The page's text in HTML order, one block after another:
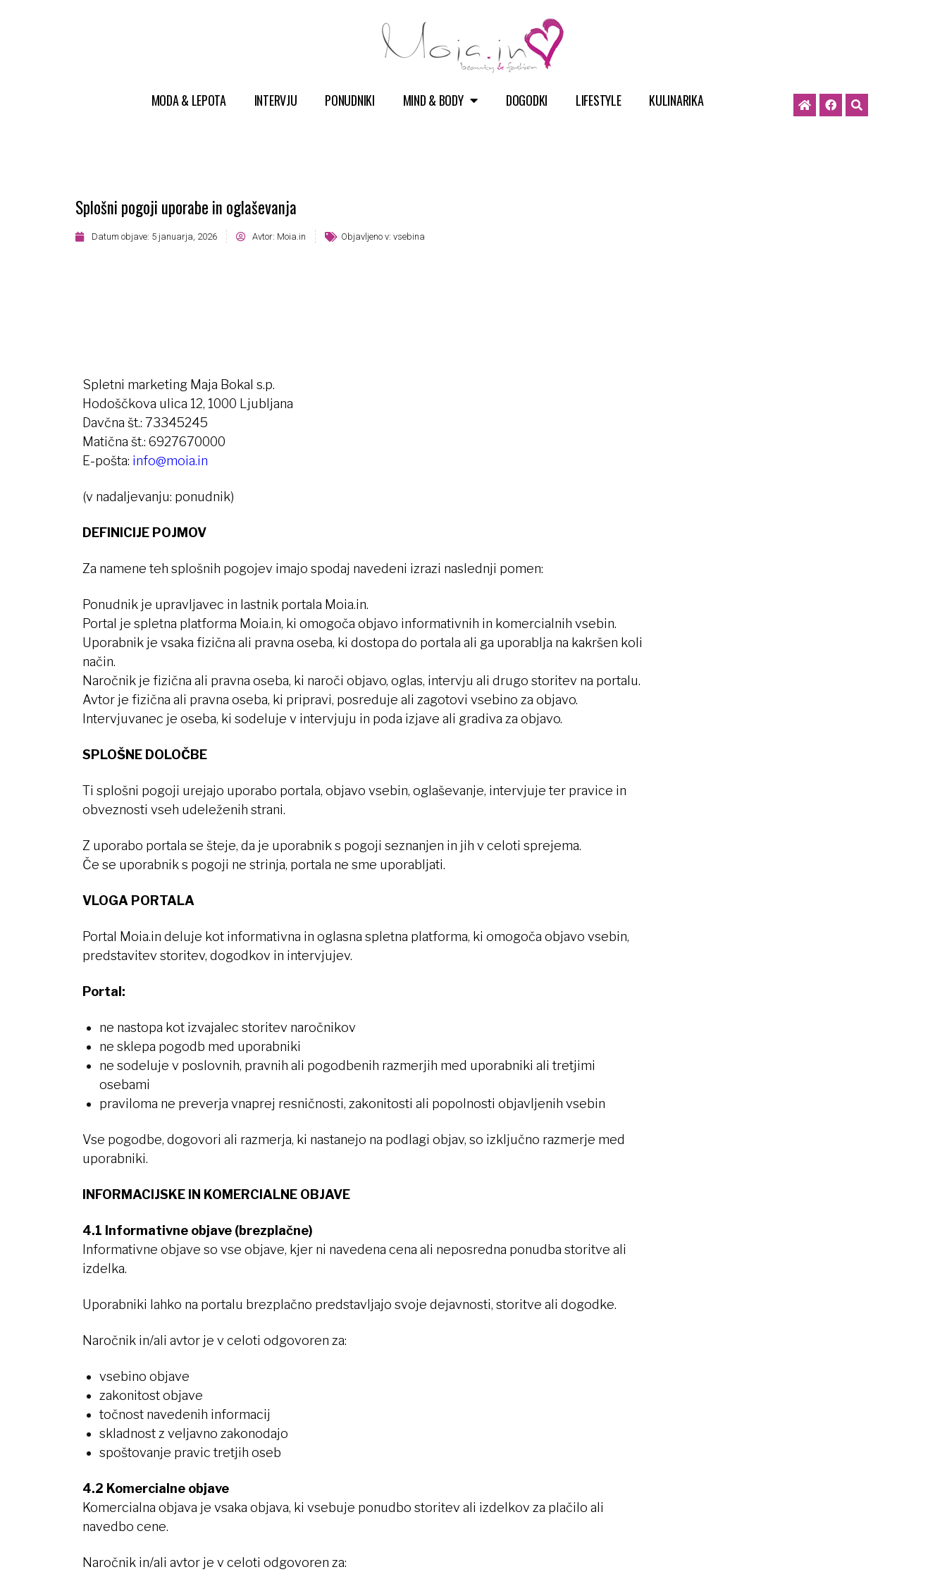
MODA & LEPOTA INTERVJU PONUDNIKI MIND & BODY DOGODKI LIFESTYLE KULINARIKA
Splošni pogoji uporabe in oglaševanja
Datum objave: 5 januarja, 2026 Avtor: Moia.in Objavljeno v: vsebina
Spletni marketing Maja Bokal s.p.
Hodoščkova ulica 12, 1000 Ljubljana
Davčna št.: 73345245
Matična št.: 6927670000
E-pošta: info@moia.in
(v nadaljevanju: ponudnik)
DEFINICIJE POJMOV
Za namene teh splošnih pogojev imajo spodaj navedeni izrazi naslednji pomen:
Ponudnik je upravljavec in lastnik portala Moia.in.
Portal je spletna platforma Moia.in, ki omogoča objavo informativnih in komercialnih vsebin.
Uporabnik je vsaka fizična ali pravna oseba, ki dostopa do portala ali ga uporablja na kakršen koli
način.
Naročnik je fizična ali pravna oseba, ki naroči objavo, oglas, intervju ali drugo storitev na portalu.
Avtor je fizična ali pravna oseba, ki pripravi, posreduje ali zagotovi vsebino za objavo.
Intervjuvanec je oseba, ki sodeluje v intervjuju in poda izjave ali gradiva za objavo.
SPLOŠNE DOLOČBE
Ti splošni pogoji urejajo uporabo portala, objavo vsebin, oglaševanje, intervjuje ter pravice in
obveznosti vseh udeleženih strani.
Z uporabo portala se šteje, da je uporabnik s pogoji seznanjen in jih v celoti sprejema.
Če se uporabnik s pogoji ne strinja, portala ne sme uporabljati.
VLOGA PORTALA
Portal Moia.in deluje kot informativna in oglasna spletna platforma, ki omogoča objavo vsebin,
predstavitev storitev, dogodkov in intervjujev.
Portal:
ne nastopa kot izvajalec storitev naročnikov
ne sklepa pogodb med uporabniki
ne sodeluje v poslovnih, pravnih ali pogodbenih razmerjih med uporabniki ali tretjimi
osebami
praviloma ne preverja vnaprej resničnosti, zakonitosti ali popolnosti objavljenih vsebin
Vse pogodbe, dogovori ali razmerja, ki nastanejo na podlagi objav, so izključno razmerje med
uporabniki.
INFORMACIJSKE IN KOMERCIALNE OBJAVE
4.1 Informativne objave (brezplačne)
Informativne objave so vse objave, kjer ni navedena cena ali neposredna ponudba storitve ali
izdelka.
Uporabniki lahko na portalu brezplačno predstavljajo svoje dejavnosti, storitve ali dogodke.
Naročnik in/ali avtor je v celoti odgovoren za:
vsebino objave
zakonitost objave
točnost navedenih informacij
skladnost z veljavno zakonodajo
spoštovanje pravic tretjih oseb
4.2 Komercialne objave
Komercialna objava je vsaka objava, ki vsebuje ponudbo storitev ali izdelkov za plačilo ali
navedbo cene.
Naročnik in/ali avtor je v celoti odgovoren za: